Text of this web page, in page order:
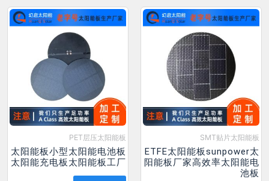
PET层压太阳能板
太阳能板小型太阳能电池板
太阳能充电板太阳能板工厂
SMT贴片太阳能板
ETFE太阳能板sunpower太
阳能板厂家高效率太阳能电
池板